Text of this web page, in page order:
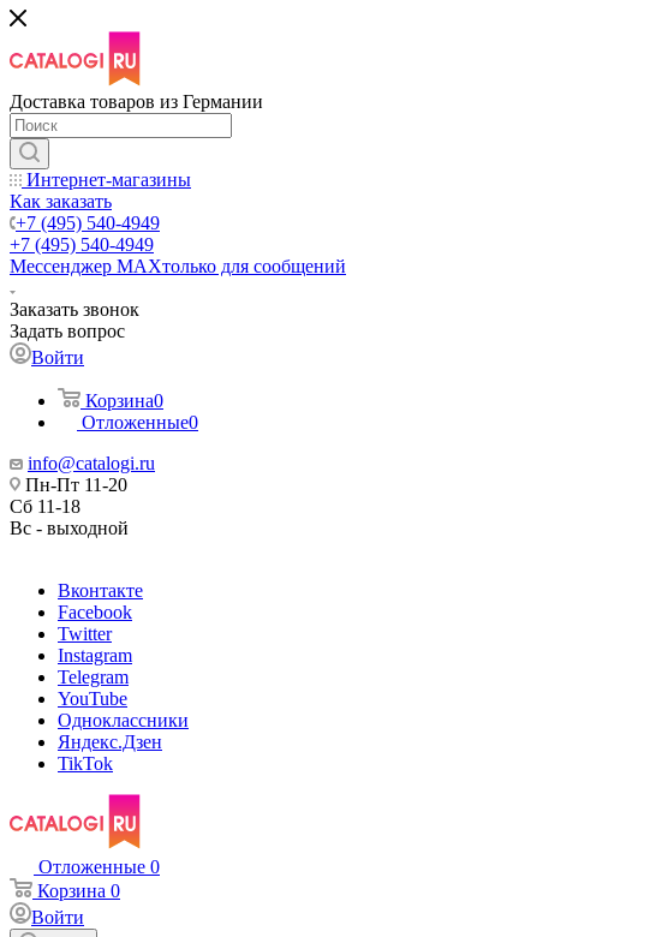
Доставка товаров из Германии
Интернет-магазины
Как заказать
+7 (495) 540-4949
+7 (495) 540-4949
Мессенджер МАХтолько для сообщений
Заказать звонок
Задать вопрос
Войти
Корзина0
Отложенные0
info@catalogi.ru
Пн-Пт 11-20
Сб 11-18
Вс - выходной
Вконтакте
Facebook
Twitter
Instagram
Telegram
YouTube
Одноклассники
Яндекс.Дзен
TikTok
Отложенные 0
Корзина 0
Войти